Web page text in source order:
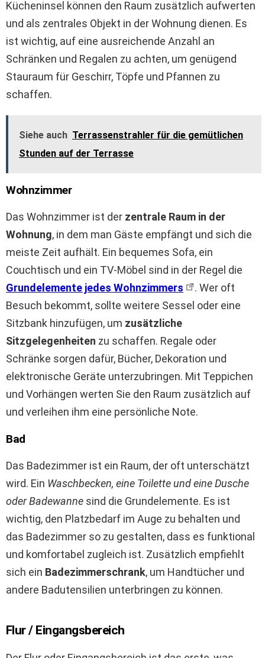
Kücheninsel können den Raum zusätzlich aufwerten
und als zentrales Objekt in der Wohnung dienen. Es
ist wichtig, auf eine ausreichende Anzahl an
Schränken und Regalen zu achten, um genügend
Stauraum für Geschirr, Töpfe und Pfannen zu
schaffen.
Siehe auch Terrassenstrahler für die gemütlichen
Stunden auf der Terrasse
Wohnzimmer
Das Wohnzimmer ist der zentrale Raum in der
Wohnung, in dem man Gäste empfängt und sich die
meiste Zeit aufhält. Ein bequemes Sofa, ein
Couchtisch und ein TV-Möbel sind in der Regel die
Grundelemente jedes Wohnzimmers
. Wer oft
Besuch bekommt, sollte weitere Sessel oder eine
Sitzbank hinzufügen, um zusätzliche
Sitzgelegenheiten zu schaffen. Regale oder
Schränke sorgen dafür, Bücher, Dekoration und
elektronische Geräte unterzubringen. Mit Teppichen
und Vorhängen werten Sie den Raum zusätzlich auf
und verleihen ihm eine persönliche Note.
Bad
Das Badezimmer ist ein Raum, der oft unterschätzt
wird. Ein Waschbecken, eine Toilette und eine Dusche
oder Badewanne sind die Grundelemente. Es ist
wichtig, den Platzbedarf im Auge zu behalten und
das Badezimmer so zu gestalten, dass es funktional
und komfortabel zugleich ist. Zusätzlich empfiehlt
sich ein Badezimmerschrank, um Handtücher und
andere Badutensilien unterbringen zu können.
Flur / Eingangsbereich